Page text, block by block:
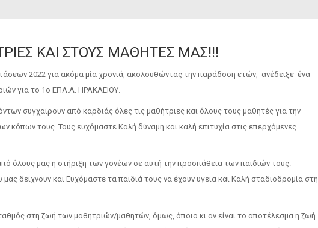
ΚΑΙ ΣΤΟΥΣ ΜΑΘΗΤΕΣ ΜΑΣ!!!
2022 για ακόμα μία χρονιά, ακολουθώντας την παράδοση ετών, ανέδειξε ένα
για το 1ο ΕΠΑ.Λ. ΗΡΑΚΛΕΙΟΥ.
συγχαίρουν από καρδιάς όλες τις μαθήτριες και όλους τους μαθητές για την
κόπων τους. Τους ευχόμαστε Καλή δύναμη και καλή επιτυχία στις επερχόμενες
όλους μας η στήριξη των γονέων σε αυτή την προσπάθεια των παιδιών τους.
δείχνουν και Ευχόμαστε τα παιδιά τους να έχουν υγεία και Καλή σταδιοδρομία στη
στη ζωή των μαθητριών/μαθητών, όμως, όποιο κι αν είναι το αποτέλεσμα η ζωή